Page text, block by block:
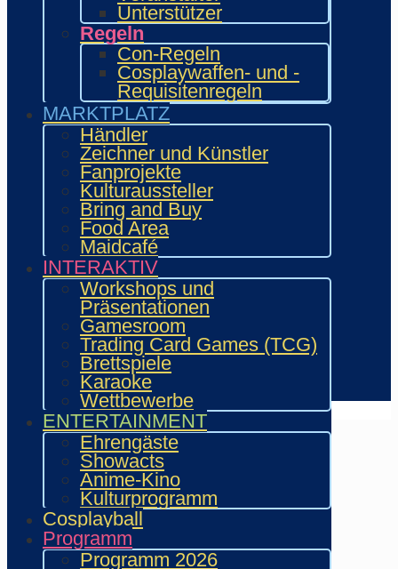
Unterstützer
Regeln
Con-Regeln
Cosplaywaffen- und -
Requisitenregeln
MARKTPLATZ
Händler
Zeichner und Künstler
Fanprojekte
Kulturaussteller
Bring and Buy
Food Area
Maidcafé
INTERAKTIV
Workshops und
Präsentationen
Gamesroom
Trading Card Games (TCG)
Brettspiele
Karaoke
Wettbewerbe
ENTERTAINMENT
Ehrengäste
Showacts
Anime-Kino
Kulturprogramm
Cosplayball
Programm
Programm 2026
Ehrengäste
Showacts
Anime-Kino
Kulturprogramm
Cosplayball
Programm
Programm 2026
Wie.MAI.KAI App
Vergangenes Con-Programm
Bewerbung
Händler
Zeichner & Künstler
Aussteller & Fanprojekte
Showacts
Workshops & Präsentationen
Helfende
Marketing & Sponsoring
Presse & Content Creator
Verein wie.mai.kai e. V
Kontakt